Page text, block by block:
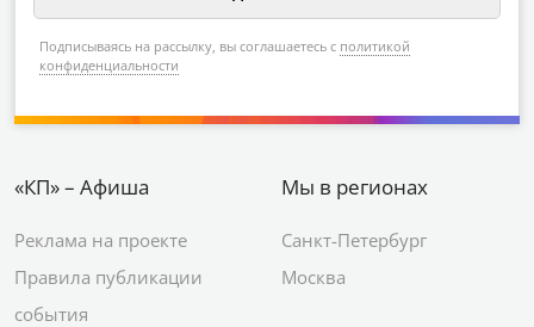
Подписываясь на рассылку, вы соглашаетесь с политикой
конфиденциальности
«КП» – Афиша
Реклама на проекте
Правила публикации
события
Мы в регионах
Санкт-Петербург
Москва